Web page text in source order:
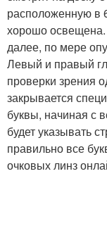
расположенную в
хорошо
далее, по мере
Левый и правый
проверки зрения
закрывается
буквы, начиная с
будет указывать
правильно все
очковых линз